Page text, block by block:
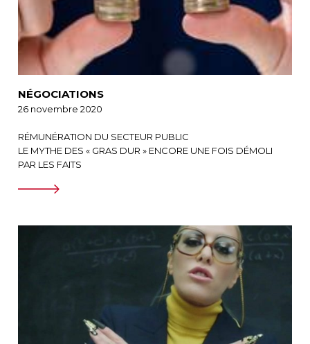
NÉGOCIATIONS
26 novembre 2020
RÉMUNÉRATION DU SECTEUR PUBLIC
LE MYTHE DES « GRAS DUR » ENCORE UNE FOIS DÉMOLI
PAR LES FAITS